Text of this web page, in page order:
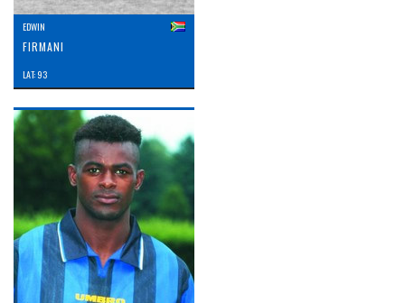
EDWIN
FIRMANI
LAT: 93